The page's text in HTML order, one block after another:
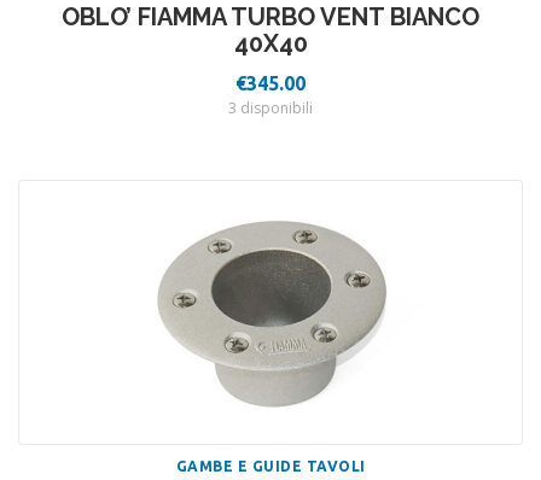
OBLO’ FIAMMA TURBO VENT BIANCO
40X40
€345.00
3 disponibili
GAMBE E GUIDE TAVOLI